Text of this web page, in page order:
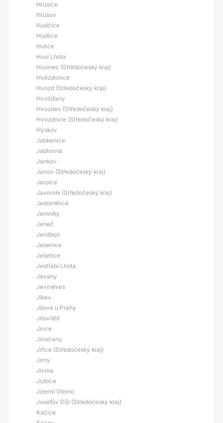
Hrusice
Hrušov
Hudčice
Hudlice
Hulice
Husí Lhota
Husinec (Středočeský kraj)
Hvězdonice
Hvozd (Středočeský kraj)
Hvožďany
Hvozdec (Středočeský kraj)
Hvozdnice (Středočeský kraj)
Hýskov
Jabkenice
Jablonná
Jankov
Janov (Středočeský kraj)
Jarpice
Javorník (Středočeský kraj)
Jedomělice
Jemníky
Jeneč
Jenštejn
Jesenice
Ješetice
Jestřabí Lhota
Jevany
Jeviněves
Jíkev
Jílové u Prahy
Jíloviště
Jince
Jinočany
Jiřice (Středočeský kraj)
Jirny
Jivina
Jizbice
Jizerní Vtelno
Josefův Důl (Středočeský kraj)
Kačice